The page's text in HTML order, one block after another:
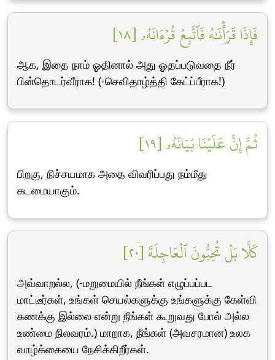
فَإِذَا قَرَأۡنَٰهُ فَٱتَّبِعۡ قُرۡءَانَهُۥ [١٨]
ஆக, இதை நாம் ஓதினால் அது ஓதப்படுவதை நீர்
பின்தொடர்வீராக! (-செவிதாழ்த்தி கேட்ப்பீராக!)
ثُمَّ إِنَّ عَلَيۡنَا بَيَانَهُۥ [١٩]
பிறகு, நிச்சயமாக அதை விவரிப்பது நம்மீது
கடமையாகும்.
كَلَّا بَلۡ تُحِبُّونَ ٱلۡعَاجِلَةَ [٢٠]
அவ்வாறல்ல, (-மறுமையில் நீங்கள் எழுப்பப்பட
மாட்டீர்கள், உங்கள் செயல்களுக்கு உங்களுக்கு கேள்வி
கணக்கு இல்லை என்று நீங்கள் கூறுவது போல் அல்ல
உண்மை நிலவரம்.) மாறாக, நீங்கள் (அவசரமான) உலக
வாழ்க்கையை நேசிக்கிறீர்கள்.